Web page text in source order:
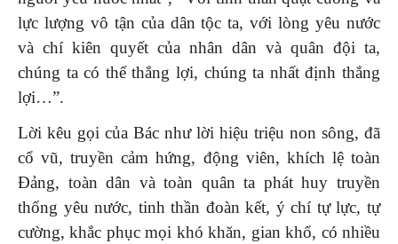
lực lượng vô tận của dân tộc ta, với lòng yêu nước
và chí kiên quyết của nhân dân và quân đội ta,
chúng ta có thể thắng lợi, chúng ta nhất định thắng
lợi…”.
Lời kêu gọi của Bác như lời hiệu triệu non sông, đã
cổ vũ, truyền cảm hứng, động viên, khích lệ toàn
Đảng, toàn dân và toàn quân ta phát huy truyền
thống yêu nước, tinh thần đoàn kết, ý chí tự lực, tự
cường, khắc phục mọi khó khăn, gian khổ, có nhiều